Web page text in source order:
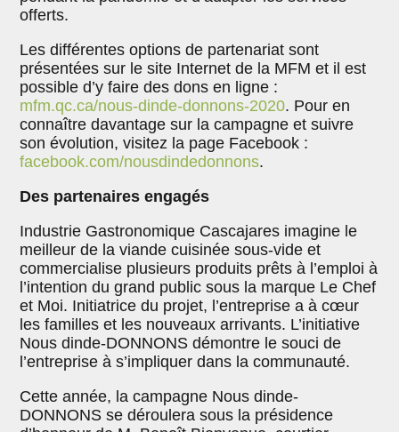
offerts.
Les différentes options de partenariat sont
présentées sur le site Internet de la MFM et il est
possible d’y faire des dons en ligne :
mfm.qc.ca/nous-dinde-donnons-2020. Pour en
connaître davantage sur la campagne et suivre
son évolution, visitez la page Facebook :
facebook.com/nousdindedonnons.
Des partenaires engagés
Industrie Gastronomique Cascajares imagine le
meilleur de la viande cuisinée sous-vide et
commercialise plusieurs produits prêts à l’emploi à
l’intention du grand public sous la marque Le Chef
et Moi. Initiatrice du projet, l’entreprise a à cœur
les familles et les nouveaux arrivants. L’initiative
Nous dinde-DONNONS démontre le souci de
l’entreprise à s’impliquer dans la communauté.
Cette année, la campagne Nous dinde-
DONNONS se déroulera sous la présidence